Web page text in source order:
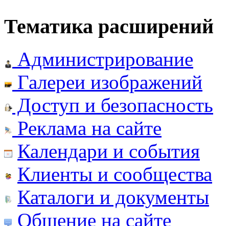
Тематика расширений
Администрирование
Галереи изображений
Доступ и безопасность
Реклама на сайте
Календари и события
Клиенты и сообщества
Каталоги и документы
Общение на сайте